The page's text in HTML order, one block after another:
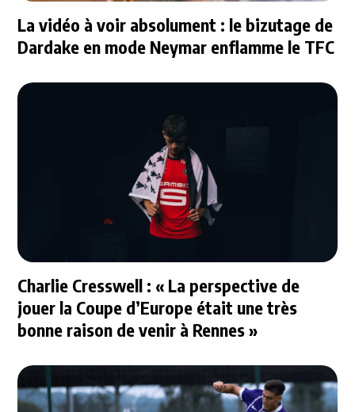
La vidéo à voir absolument : le bizutage de
Dardake en mode Neymar enflamme le TFC
Charlie Cresswell : « La perspective de
jouer la Coupe d’Europe était une très
bonne raison de venir à Rennes »